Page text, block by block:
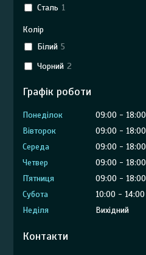
Сталь 1
Колір
Білий 5
Чорний 2
Графік роботи
Понеділок 09:00
18:00
Вівторок
09:00
18:00
Середа
09:00
18:00
Четвер
09:00
18:00
Пʼятниця
09:00
18:00
Субота
10:00
14:00
Неділя
Вихідний
Контакти